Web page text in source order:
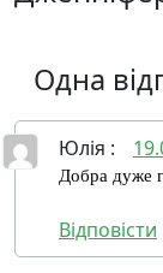
Одна
Юлія :
Добра дуже
Відповісти